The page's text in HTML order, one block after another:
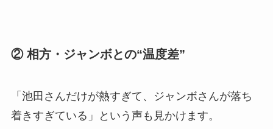
② 相方・ジャンボとの“温度差”
「池田さんだけが熱すぎて、ジャンボさんが落ち
着きすぎている」という声も見かけます。